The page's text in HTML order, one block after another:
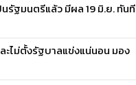
รัฐมนตรีแล้ว มีผล 19 มิ.ย. ทันที
ะไม่ตั้งรัฐบาลแข่งแน่นอน มอง